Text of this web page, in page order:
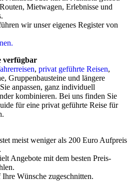
Mietwagen, Erlebnisse und
wir unser eigenes Register von
verfügbar
, privat geführte Reisen,
Gruppenbausteine und längere
anpassen, ganz individuell
kombinieren. Bei uns finden Sie
für eine privat geführte Reise für
meist weniger als 200 Euro Aufpreis
Angebote mit dem besten Preis-
Wünsche zugeschnitten.